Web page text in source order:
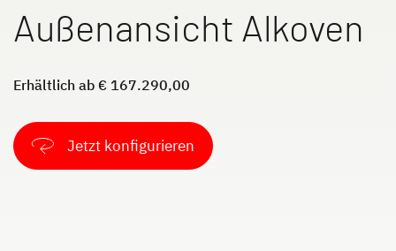
Alkoven Integriert
Außenansicht Alkoven
Erhältlich ab € 167.290,00
Jetzt konfigurieren